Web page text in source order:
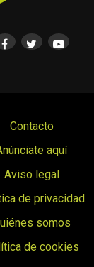
Contacto
aquí
Aviso legal
de privacidad
somos
de cookies